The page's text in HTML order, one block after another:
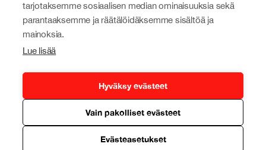
tarjotaksemme sosiaalisen median ominaisuuksia sekä
parantaaksemme ja räätälöidäksemme sisältöä ja
mainoksia.
Lue lisää
Hyväksy evästeet
Vain pakolliset evästeet
Evästeasetukset
SPAR Suomi
Click Shoes ja Shoe House
Dollarstore
Big Dollar
© Tokmanni Group Corporation 2026 Tietosuojapolitiikka